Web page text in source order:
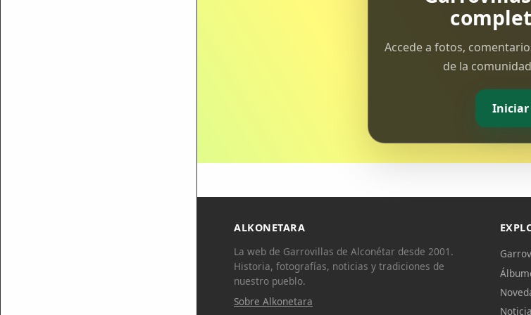
Accede a fotos,
de la
Iniciar
ALKONETARA
La web de Garrovillas de Alconétar desde 2001.
Historia, fotografías, noticias y tradiciones de
nuestro pueblo.
Sobre Alkonetara